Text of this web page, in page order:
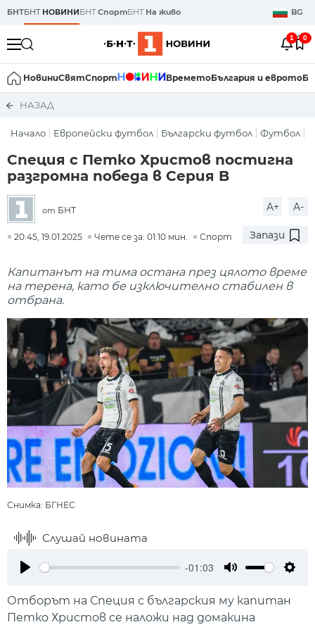
БНТБНТ НОВИНИБНТСпортБНТ На живо BG
1 0
НовиниСвятСпорт ВреметоБългария и еврото
НАЗАД
Начало Европейски футбол Български футбол Футбол
Специя с Петко Христов постигна
разгромна победа в Серия B
от БНТ A+ A-
20:45, 19.01.2025 Чете се за: 01:10 мин. Спорт Запази
Капитанът на тима остана през цялото време
на терена, като бе изключително стабилен в
отбрана.
Снимка: БГНЕС
Слушай новината
-01:03
Отборът на Специя с българския му капитан
Петко Христов се наложи над домакина